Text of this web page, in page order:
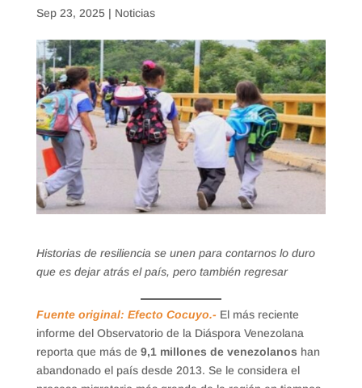
Sep 23, 2025| Noticias
Historias de resiliencia se unen para contarnos lo duro
que es dejar atrás el país, pero también regresar
Fuente original: Efecto Cocuyo.- El más reciente
informe del Observatorio de la Diáspora Venezolana
reporta que más de 9,1 millones de venezolanos han
abandonado el país desde 2013. Se le considera el